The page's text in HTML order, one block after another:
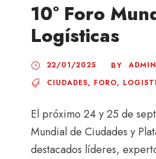
10° Foro
Logísticas
22/01/2025 BY ADMIN
CIUDADES, FORO,
El próximo 24 y 25 de
Mundial de Ciudades y
destacados líderes,